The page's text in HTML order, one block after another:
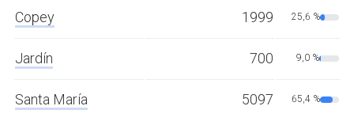
Copey 1999 25,6 %
Jardín 700 9,0 %
Santa María 5097 65,4 %